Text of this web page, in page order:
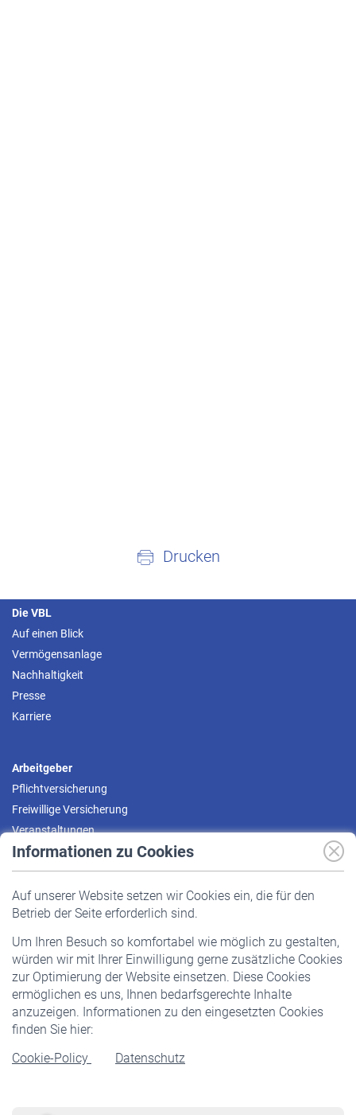
Informationen zu Cookies
Auf unserer Website setzen wir Cookies ein, die für den
Betrieb der Seite erforderlich sind.
Um Ihren Besuch so komfortabel wie möglich zu gestalten,
würden wir mit Ihrer Einwilligung gerne zusätzliche Cookies
zur Optimierung der Website einsetzen. Diese Cookies
ermöglichen es uns, Ihnen bedarfsgerechte Inhalte
anzuzeigen. Informationen zu den eingesetzten Cookies
finden Sie hier:
Cookie-Policy
Datenschutz
Drucken
Die VBL
Auf einen Blick
Vermögensanlage
Nachhaltigkeit
Presse
Karriere
Arbeitgeber
Pflichtversicherung
Freiwillige Versicherung
Veranstaltungen
Pflichtversicherung
Staatliche Förderung
Veranstaltungen
Rentner
Rentenbeginn
Rente beantragen